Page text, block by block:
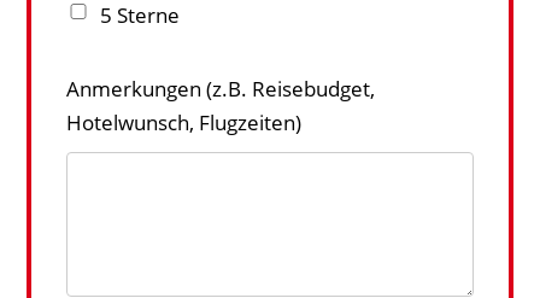
5 Sterne
Anmerkungen (z.B. Reisebudget,
Hotelwunsch, Flugzeiten)